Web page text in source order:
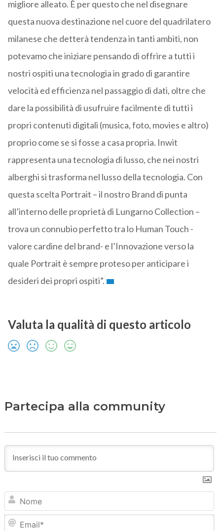
migliore alleato. È per questo che nel disegnare
questa nuova destinazione nel cuore del quadrilatero
milanese che detterà tendenza in tanti ambiti, non
potevamo che iniziare pensando di offrire a tutti i
nostri ospiti una tecnologia in grado di garantire
velocità ed efficienza nel passaggio di dati, oltre che
dare la possibilità di usufruire facilmente di tutti i
propri contenuti digitali (musica, foto, movies e altro)
proprio come se si fosse a casa propria. Inwit
rappresenta una tecnologia di lusso, che nei nostri
alberghi si trasforma nel lusso della tecnologia. Con
questa scelta Portrait – il nostro Brand di punta
all’interno delle proprietà di Lungarno Collection –
trova un connubio perfetto tra lo Human Touch -
valore cardine del brand- e l’Innovazione verso la
quale Portrait è sempre proteso per anticipare i
desideri dei propri ospiti”.
Valuta la qualità di questo articolo
Partecipa alla community